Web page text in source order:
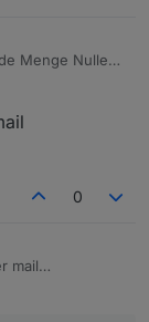
Menge Nullen.
0
mail